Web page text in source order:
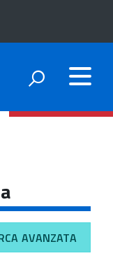
AVANZATA